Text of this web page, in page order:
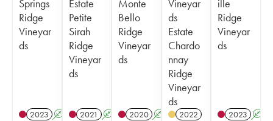
Springs
Ridge
Vineyar
ds
2023 A
Estate
Petite
Sirah
Ridge
Vineyar
ds
2021 A
Monte
Bello
Ridge
Vineyar
ds
2020 A
Vineyar
ds
Estate
Chardo
nnay
Ridge
Vineyar
ds
2022
ille
Ridge
Vineyar
ds
2023 A